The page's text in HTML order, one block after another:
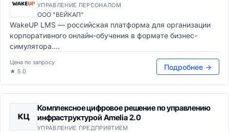
УПРАВЛЕНИЕ ПЕРСОНАЛОМ
ООО "ВЕЙКАП"
WakeUP LMS — российская платформа для организации
корпоративного онлайн-обучения в формате бизнес-
симулятора....
Цена по запросу
★ 5.0
Подробнее →
КЦ
Комплексное цифровое решение по управлению
инфраструктурой Amelia 2.0
УПРАВЛЕНИЕ ПРЕДПРИЯТИЕМ